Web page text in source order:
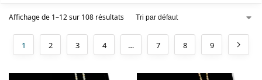
Affichage de 1–12 sur 108 résultats
1 2 3 4 … 7 8 9